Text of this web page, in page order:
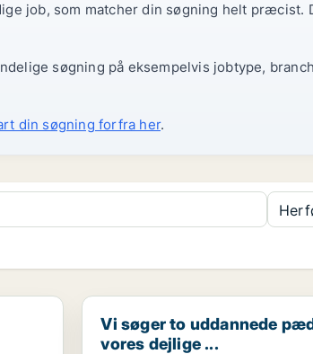
job, som matcher din søgning helt
søgning på eksempelvis jobtype,
din søgning forfra her.
medarbe...Vi søger to uddannede
Vi søger to uddannede
vores dejlige ...